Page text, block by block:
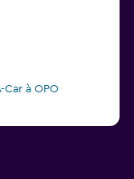
à OPO